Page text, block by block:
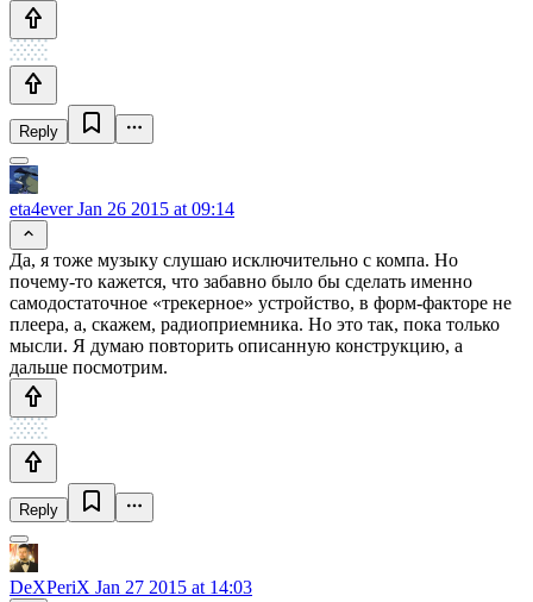
Reply
eta4everJan 26 2015 at 09:14
Да, я тоже музыку слушаю исключительно с компа. Но
почему-то кажется, что забавно было бы сделать именно
самодостаточное «трекерное» устройство, в форм-факторе не
плеера, а, скажем, радиоприемника. Но это так, пока только
мысли. Я думаю повторить описанную конструкцию, а
дальше посмотрим.
Reply
DeXPeriX Jan 27 2015 at 14:03